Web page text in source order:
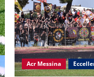
Acr Messina